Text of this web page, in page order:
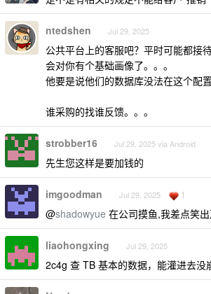
ntedshen Jul 29, 2025
公共平台上的客服吧？平时可能都接
会对你有个基础画像了。。。
他要是说他们的数据库没法在这个配
谁采购的找谁反馈。。。
strobber16 Jul 29, 2025 via Android
先生您这样是要加钱的
imgoodman Jul 29, 2025 1
@shadowyue 在公司摸鱼,我差点笑
liaohongxing Jul 29, 2025
2c4g 查 TB 基本的数据，能灌进去没